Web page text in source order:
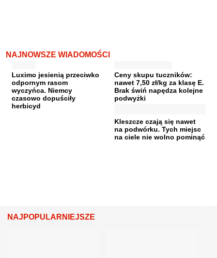
NAJNOWSZE WIADOMOŚCI
Luximo jesienią przeciwko
odpornym rasom
wyczyńca. Niemcy
czasowo dopuściły
herbicyd
Ceny skupu tuczników:
nawet 7,50 zł/kg za klasę E.
Brak świń napędza kolejne
podwyżki
Kleszcze czają się nawet
na podwórku. Tych miejsc
na ciele nie wolno pominąć
NAJPOPULARNIEJSZE